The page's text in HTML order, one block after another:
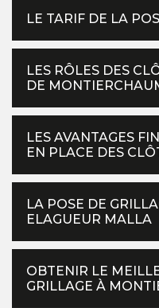
LE TARIF DE LA
LES RÔLES DES
DE
LES AVANTAGES
EN PLACE DES
LA POSE DE
ELAGUEUR MALLA
OBTENIR LE
GRILLAGE À